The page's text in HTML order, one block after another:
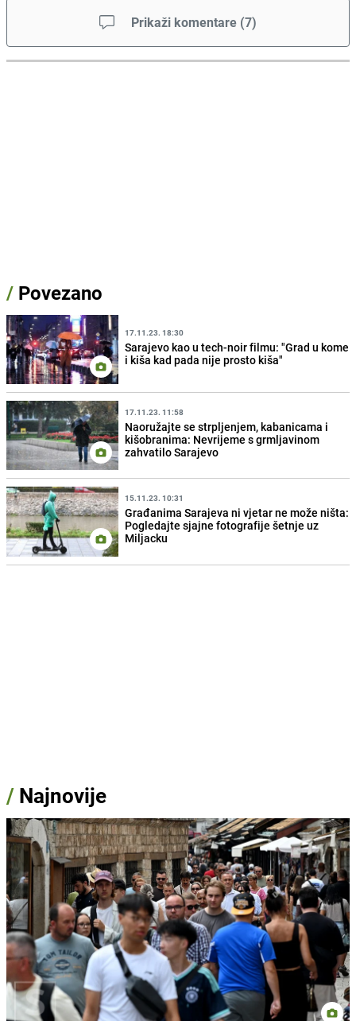
Prikaži komentare (7)
/ Povezano
17.11.23. 18:30
Sarajevo kao u tech-noir filmu: "Grad u kome
i kiša kad pada nije prosto kiša"
17.11.23. 11:58
Naoružajte se strpljenjem, kabanicama i
kišobranima: Nevrijeme s grmljavinom
zahvatilo Sarajevo
15.11.23. 10:31
Građanima Sarajeva ni vjetar ne može ništa:
Pogledajte sjajne fotografije šetnje uz
Miljacku
/ Najnovije